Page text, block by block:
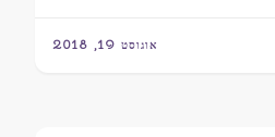
אוגוסט 19, 2018